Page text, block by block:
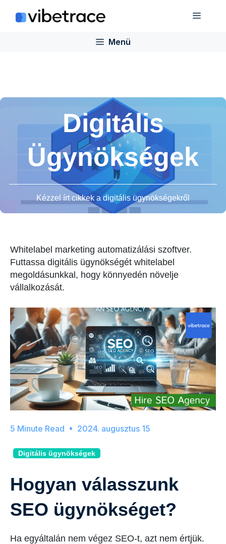
Menü
Menü
Digitális
Ügynökségek
Kézzel írt cikkek a digitális ügynökségekről
Whitelabel marketing automatizálási szoftver.
Futtassa digitális ügynökségét whitelabel
megoldásunkkal, hogy könnyedén növelje
vállalkozását.
2024. augusztus 15
Digitális ügynökségek
Hogyan válasszunk
SEO ügynökséget?
Ha egyáltalán nem végez SEO-t, azt nem értjük.